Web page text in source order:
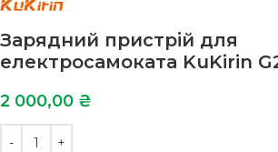
Зарядний пристрій для
електросамоката KuKirin
2 000,00 ₴